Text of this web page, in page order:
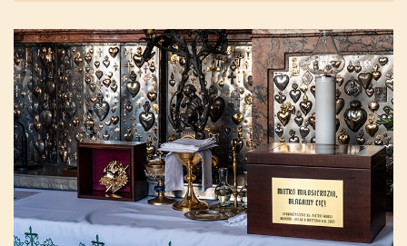
nadziei w XXI wieku